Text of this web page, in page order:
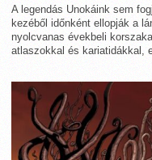
A legendás Unokáink sem
kezéből időnként ellopják a
nyolcvanas évekbeli
atlaszokkal és kariatidákkal,